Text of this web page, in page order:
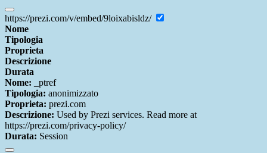
https://prezi.com/v/embed/9loixabisldz/
Nome
Tipologia
Proprieta
Descrizione
Durata
Nome: _ptref
Tipologia: anonimizzato
Proprieta: prezi.com
Descrizione: Used by Prezi services. Read more at
https://prezi.com/privacy-policy/
Durata: Session